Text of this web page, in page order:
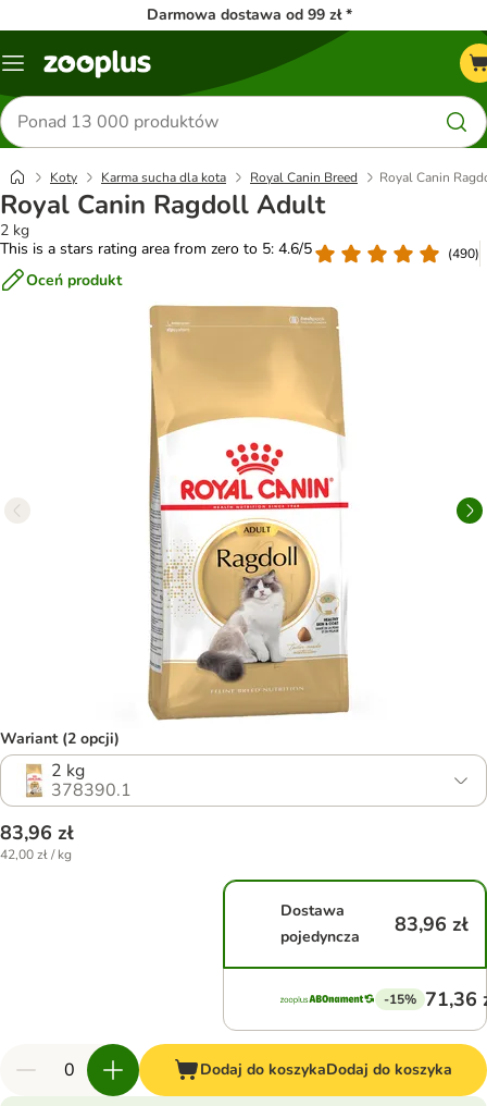
Darmowa dostawa od 99 zł *
Menu
Szukaj
produktów
Koty Karma sucha dla kota Royal Canin Breed Royal Canin
Royal Canin Ragdoll Adult
2 kg
This is a stars rating area from zero to 5: 4.6/5
(490)
Oceń produkt
Wariant (2 opcji)
2 kg
378390.1
83,96 zł
42,00 zł / kg
Dostawa
pojedyncza
83,96 zł
-15% 71,36
Dodaj do koszykaDodaj do koszyka